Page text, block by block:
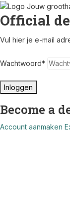
Official
Vul hier je e-mail
Wachtwoord*
Inloggen
Become a
Account aanmaken